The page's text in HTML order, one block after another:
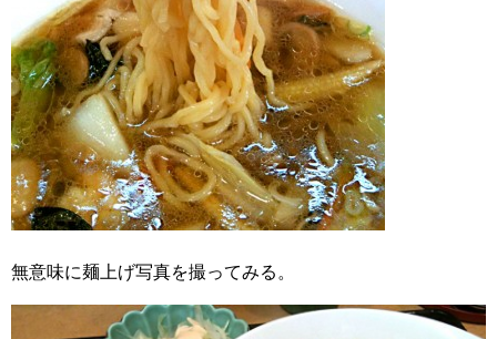
無意味に麺上げ写真を撮ってみる。